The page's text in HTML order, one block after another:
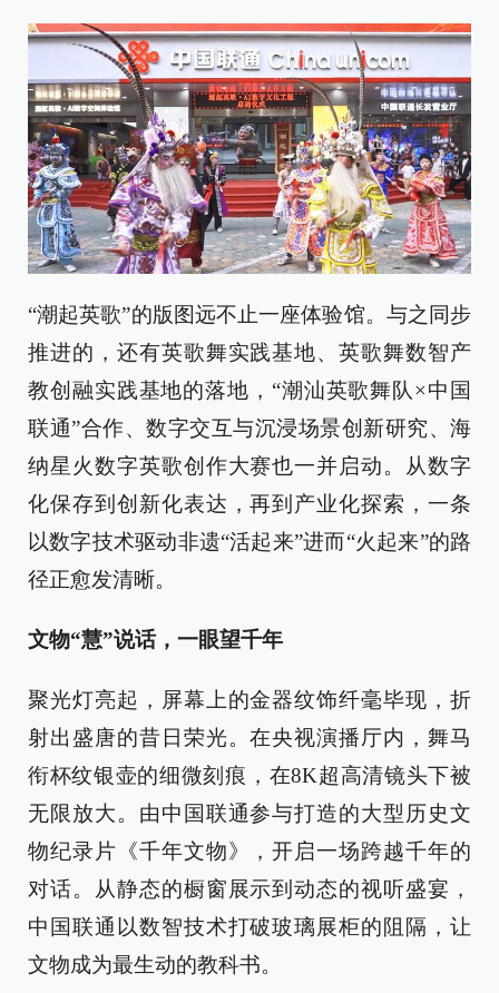
“潮起英歌”的版图远不止一座体验馆。与之同步
推进的，还有英歌舞实践基地、英歌舞数智产
教创融实践基地的落地，“潮汕英歌舞队×中国
联通”合作、数字交互与沉浸场景创新研究、海
纳星火数字英歌创作大赛也一并启动。从数字
化保存到创新化表达，再到产业化探索，一条
以数字技术驱动非遗“活起来”进而“火起来”的路
径正愈发清晰。
文物“慧”说话，一眼望千年
聚光灯亮起，屏幕上的金器纹饰纤毫毕现，折
射出盛唐的昔日荣光。在央视演播厅内，舞马
衔杯纹银壶的细微刻痕，在8K超高清镜头下被
无限放大。由中国联通参与打造的大型历史文
物纪录片《千年文物》，开启一场跨越千年的
对话。从静态的橱窗展示到动态的视听盛宴，
中国联通以数智技术打破玻璃展柜的阻隔，让
文物成为最生动的教科书。